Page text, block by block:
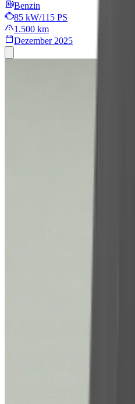
Benzin
85 kW/115 PS
1.500 km
Dezember 2025